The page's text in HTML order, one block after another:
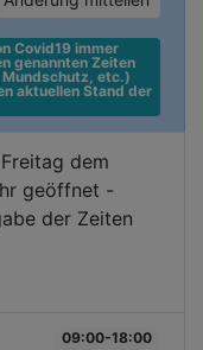
Covid19 immer
genannten Zeiten
etc.)
aktuellen Stand der
dem
geöffnet -
der Zeiten
09:00-18:00